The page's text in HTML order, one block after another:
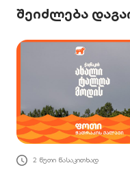
შეიძლება
2 წუთი წასაკითხად